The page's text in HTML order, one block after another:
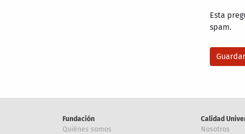
Esta
spam.
Fundación
Quiénes somos
Calidad
Nosotros